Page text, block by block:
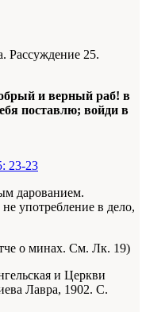
Рассуждение 25.
и верный раб! в
поставлю; войди в
23-23
дарованием.
употребление в дело,
о минах. См. Лк. 19)
и Церкви
Лавра, 1902. С.